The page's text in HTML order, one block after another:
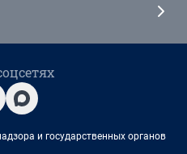
и государственных органов